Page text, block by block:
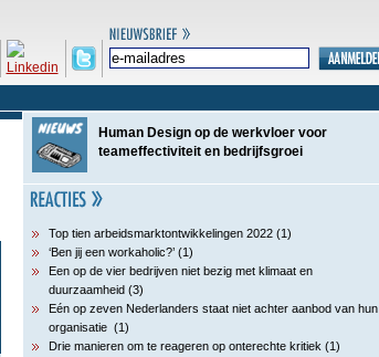
Human Design op de werkvloer voor
teameffectiviteit en bedrijfsgroei
Top tien arbeidsmarktontwikkelingen 2022 (1)
‘Ben jij een workaholic?’ (1)
Een op de vier bedrijven niet bezig met klimaat en
duurzaamheid (3)
Eén op zeven Nederlanders staat niet achter aanbod van hun
organisatie (1)
Drie manieren om te reageren op onterechte kritiek (1)